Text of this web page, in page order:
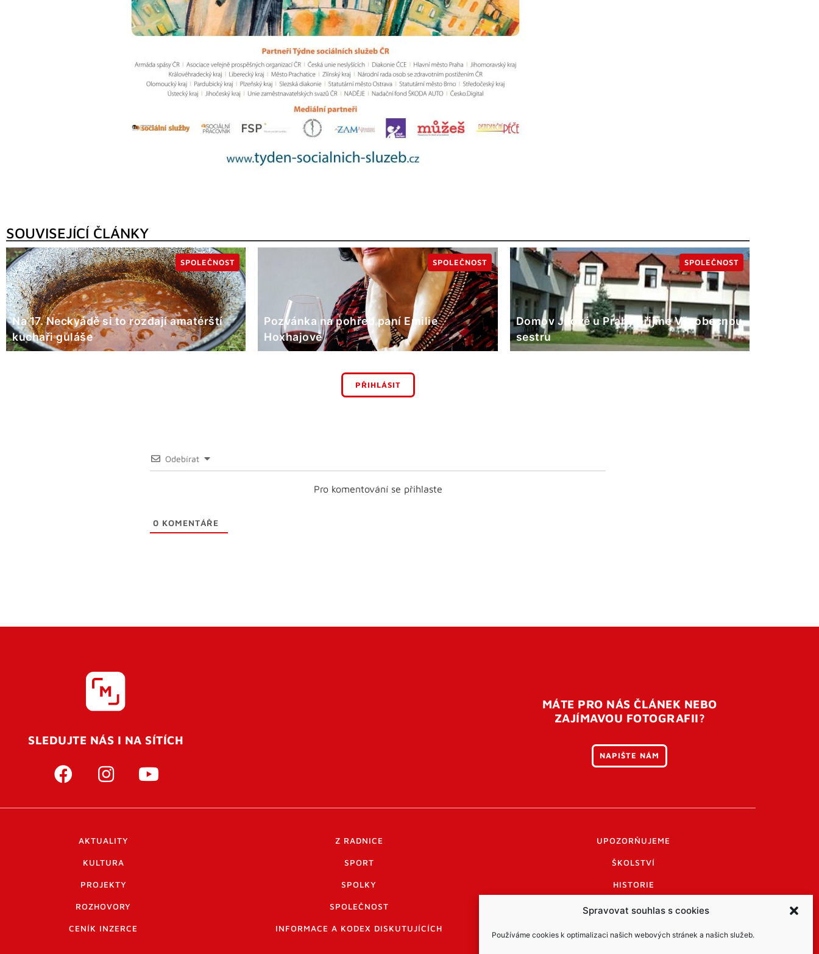
Spravovat souhlas s cookies
Používáme cookies k optimalizaci našich webových stránek a našich služeb.
SOUVISEJÍCÍ ČLÁNKY
Na 17. Neckyádě si to rozdají amatérští
kuchaři guláše
SPOLEČNOST
Pozvánka na pohřeb paní Emilie
Hoxhajové
SPOLEČNOST
Domov Jílové u Prahy přijme Všeobecnou
sestru
SPOLEČNOST
PŘIHLÁSIT
Odebírat
Pro komentování se přihlaste
0 KOMENTÁŘE
SLEDUJTE NÁS I NA SÍTÍCH
MÁTE PRO NÁS ČLÁNEK NEBO
ZAJÍMAVOU FOTOGRAFII?
NAPIŠTE NÁM
AKTUALITY Z RADNICE UPOZORŇUJEME
KULTURA SPORT ŠKOLSTVÍ
PROJEKTY SPOLKY HISTORIE
ROZHOVORY SPOLEČNOST PRAKTICKÉ INFORMACE
CENÍK INZERCE INFORMACE A KODEX DISKUTUJÍCÍCH